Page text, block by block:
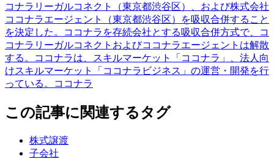
コナラリーガルコネクト（東京都渋谷区）、および株式会社
ココナラエージェント（東京都渋谷区）を吸収合併すること
を決定した。ココナラを存続会社とする吸収合併方式で、コ
コナラリーガルコネクトおよびココナラエージェントは解散
する。ココナラは、スキルマーケット「ココナラ」、法人向
けスキルマーケット「ココナラビジネス」の運営・開発を行
っている。ココナラ
この記事に関連するタグ
株式譲渡
子会社